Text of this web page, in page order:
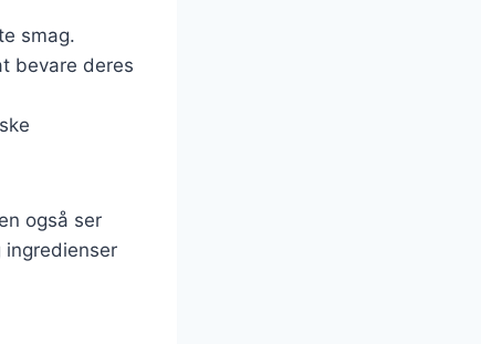
smag.
bevare deres
også ser
ingredienser